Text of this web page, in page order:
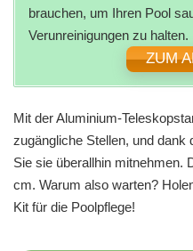
brauchen, um Ihren Pool
Verunreinigungen zu halten.
ZUM
Mit der Aluminium-
zugängliche Stellen, und
Sie sie überallhin mitnehmen.
cm. Warum also warten?
Kit für die Poolpflege!